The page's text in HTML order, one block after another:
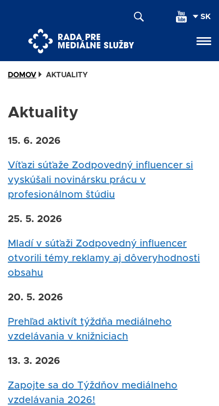
DOMOV AKTUALITY
Aktuality
15. 6. 2026
Víťazi súťaže Zodpovedný influencer si
vyskúšali novinársku prácu v
profesionálnom štúdiu
25. 5. 2026
Mladí v súťaži Zodpovedný influencer
otvorili témy reklamy aj dôveryhodnosti
obsahu
20. 5. 2026
Prehľad aktivít týždňa mediálneho
vzdelávania v knižniciach
13. 3. 2026
Zapojte sa do Týždňov mediálneho
vzdelávania 2026!